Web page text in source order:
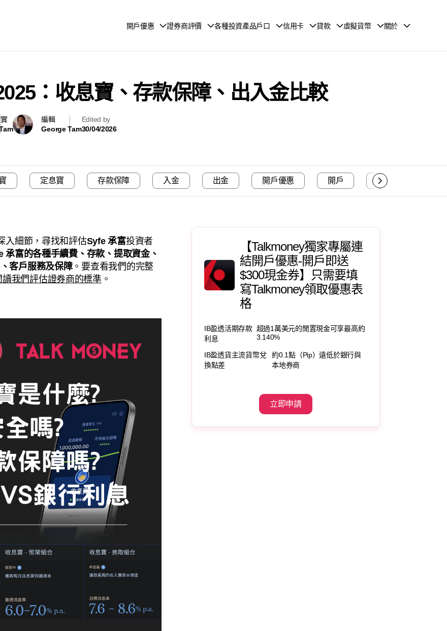
開戶優惠 證券商評價 各種投資產品戶口 信用卡 貸款 虛擬貨幣 關於
：收息寶、存款保障、出入金比較
編輯
George Tam
Edited by
30/04/2026
定息寶 存款保障 入金 出金 開戶優惠 開戶 入金方法
入細節，尋找和評估Syfe 承富投資者
承富的各種手續費、存款、提取資金、
客戶服務及保障。要查看我們的完整
讀我們評估證券商的標準。
【Talkmoney獨家專屬連
結開戶優惠-開戶即送
$300現金券】只需要填
寫Talkmoney領取優惠表
格
IB盈透活期存款
利息
超過1萬美元的閒置現金可享最高約
3.140%
IB盈透貨主流貨幣兌
換點差
約0.1點（Pip）遠低於銀行與
本地券商
立即申請